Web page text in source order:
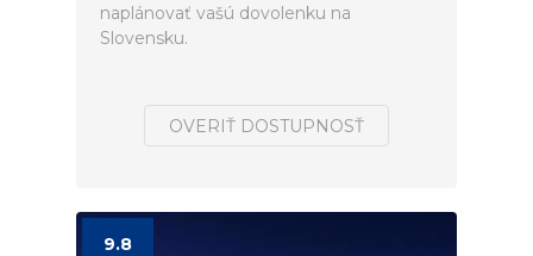
naplánovať vašú dovolenku na
Slovensku.
OVERIŤ DOSTUPNOSŤ
9.8